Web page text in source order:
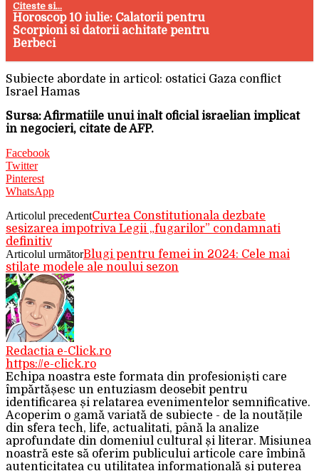
Citeste si...
Horoscop 10 iulie: Calatorii pentru
Scorpioni si datorii achitate pentru
Berbeci
Subiecte abordate in articol: ostatici Gaza conflict
Israel Hamas
Sursa: Afirmatiile unui inalt oficial israelian implicat
in negocieri, citate de AFP.
Facebook
Twitter
Pinterest
WhatsApp
Articolul precedentCurtea Constitutionala dezbate
sesizarea impotriva Legii „fugarilor” condamnati
definitiv
Articolul următorBlugi pentru femei in 2024: Cele mai
stilate modele ale noului sezon
Redactia e-Click.ro
https://e-click.ro
Echipa noastra este formata din profesioniști care
împărtășesc un entuziasm deosebit pentru
identificarea și relatarea evenimentelor semnificative.
Acoperim o gamă variată de subiecte - de la noutățile
din sfera tech, life, actualitati, până la analize
aprofundate din domeniul cultural și literar. Misiunea
noastră este să oferim publicului articole care îmbină
autenticitatea cu utilitatea informațională și puterea